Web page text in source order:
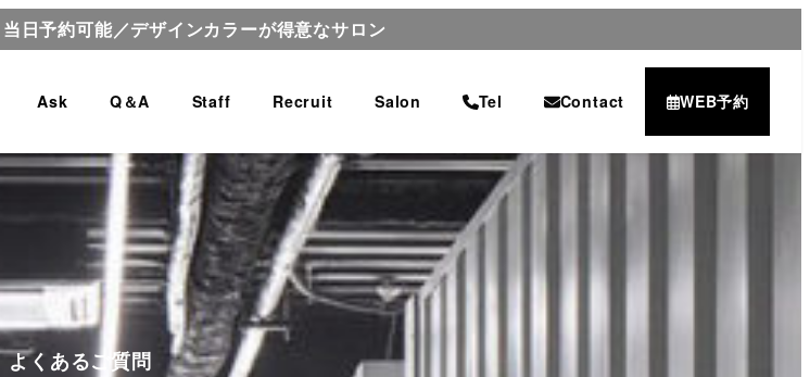
日予約可能／デザインカラーが得意なサロン
Ask Q＆A Staff Recruit Salon Tel Contact WEB予約
よくあるご質問